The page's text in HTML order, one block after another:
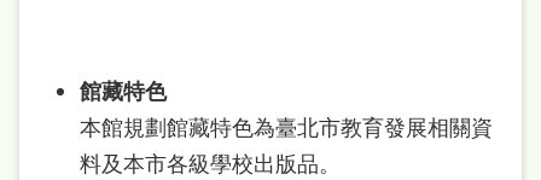
館藏特色
本館規劃館藏特色為臺北市教育發展相關資
料及本市各級學校出版品。